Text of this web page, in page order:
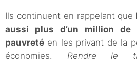
Ils continuent en rappelant que
aussi plus d’un million de
pauvreté en les privant de la
économies. Rendre le